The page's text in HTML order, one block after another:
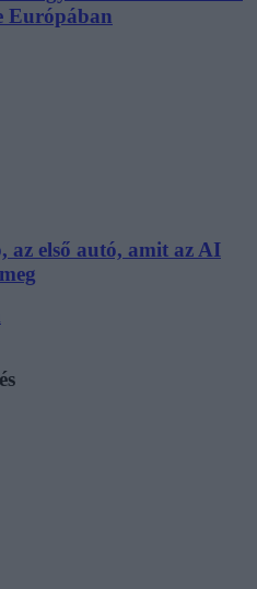
Európában
az első autó, amit az AI